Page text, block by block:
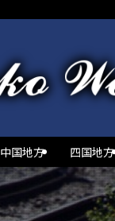
中国地方 四国地方